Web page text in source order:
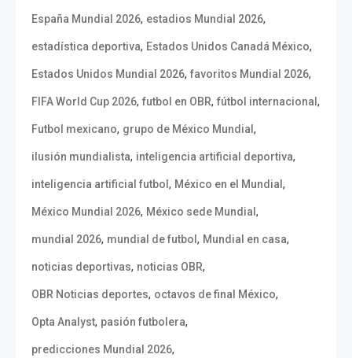
España Mundial 2026, estadios Mundial 2026,
estadística deportiva, Estados Unidos Canadá México,
Estados Unidos Mundial 2026, favoritos Mundial 2026,
FIFA World Cup 2026, futbol en OBR, fútbol internacional ,
Futbol mexicano, grupo de México Mundial ,
ilusión mundialista, inteligencia artificial deportiva,
inteligencia artificial futbol , México en el Mundial ,
México Mundial 2026, México sede Mundial ,
mundial 2026, mundial de futbol , Mundial en casa,
noticias deportivas, noticias OBR,
OBR Noticias deportes, octavos de final México,
Opta Analyst, pasión futbolera,
predicciones Mundial 2026,